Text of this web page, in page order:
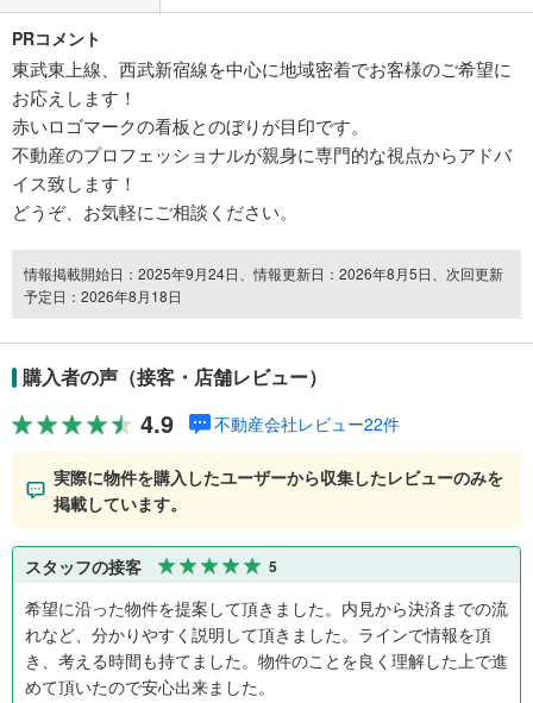
PRコメント
東武東上線、西武新宿線を中心に地域密着でお客様のご希望に
お応えします！
赤いロゴマークの看板とのぼりが目印です。
不動産のプロフェッショナルが親身に専門的な視点からアドバ
イス致します！
どうぞ、お気軽にご相談ください。
情報掲載開始日：2025年9月24日、情報更新日：2026年8月5日、次回更新
予定日：2026年8月18日
購入者の声（接客・店舗レビュー）
4.9 不動産会社レビュー22件
実際に物件を購入したユーザーから収集したレビューのみを
掲載しています。
スタッフの接客 5
希望に沿った物件を提案して頂きました。内見から決済までの流
れなど、分かりやすく説明して頂きました。ラインで情報を頂
き、考える時間も持てました。物件のことを良く理解した上で進
めて頂いたので安心出来ました。